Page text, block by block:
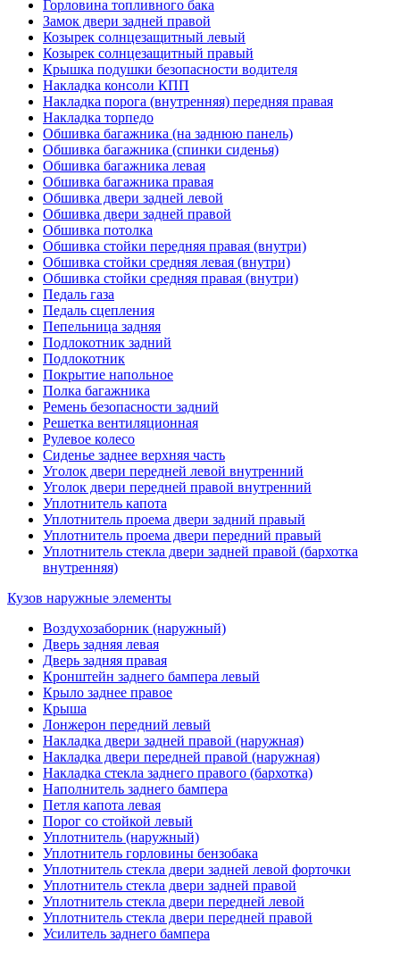
Горловина топливного бака
Замок двери задней правой
Козырек солнцезащитный левый
Козырек солнцезащитный правый
Крышка подушки безопасности водителя
Накладка консоли КПП
Накладка порога (внутренняя) передняя правая
Накладка торпедо
Обшивка багажника (на заднюю панель)
Обшивка багажника (спинки сиденья)
Обшивка багажника левая
Обшивка багажника правая
Обшивка двери задней левой
Обшивка двери задней правой
Обшивка потолка
Обшивка стойки передняя правая (внутри)
Обшивка стойки средняя левая (внутри)
Обшивка стойки средняя правая (внутри)
Педаль газа
Педаль сцепления
Пепельница задняя
Подлокотник задний
Подлокотник
Покрытие напольное
Полка багажника
Ремень безопасности задний
Решетка вентиляционная
Рулевое колесо
Сиденье заднее верхняя часть
Уголок двери передней левой внутренний
Уголок двери передней правой внутренний
Уплотнитель капота
Уплотнитель проема двери задний правый
Уплотнитель проема двери передний правый
Уплотнитель стекла двери задней правой (бархотка
внутренняя)
Кузов наружные элементы
Воздухозаборник (наружный)
Дверь задняя левая
Дверь задняя правая
Кронштейн заднего бампера левый
Крыло заднее правое
Крыша
Лонжерон передний левый
Накладка двери задней правой (наружная)
Накладка двери передней правой (наружная)
Накладка стекла заднего правого (бархотка)
Наполнитель заднего бампера
Петля капота левая
Порог со стойкой левый
Уплотнитель (наружный)
Уплотнитель горловины бензобака
Уплотнитель стекла двери задней левой форточки
Уплотнитель стекла двери задней правой
Уплотнитель стекла двери передней левой
Уплотнитель стекла двери передней правой
Усилитель заднего бампера